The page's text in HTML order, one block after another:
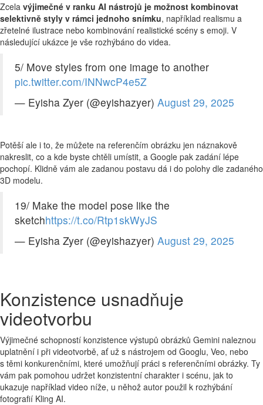
Zcela výjimečné v ranku AI nástrojů je možnost kombinovat
selektivně styly v rámci jednoho snímku, například realismu a
zřetelné ilustrace nebo kombinování realistické scény s emoji. V
následující ukázce je vše rozhýbáno do videa.
5/ Move styles from one image to another
pic.twitter.com/INNwcP4e5Z
— Eyisha Zyer (@eyishazyer) August 29, 2025
Potěší ale i to, že můžete na referenčím obrázku jen náznakově
nakreslit, co a kde byste chtěli umístit, a Google pak zadání lépe
pochopí. Klidně vám ale zadanou postavu dá i do polohy dle zadaného
3D modelu.
19/ Make the model pose like the
sketchhttps://t.co/Rtp1skWyJS
— Eyisha Zyer (@eyishazyer) August 29, 2025
Konzistence usnadňuje
videotvorbu
Výjimečné schopností konzistence výstupů obrázků Gemini naleznou
uplatnění i při videotvorbě, ať už s nástrojem od Googlu, Veo, nebo
s těmi konkurenčními, které umožňují práci s referenčními obrázky. Ty
vám pak pomohou udržet konzistentní charakter i scénu, jak to
ukazuje například video níže, u něhož autor použil k rozhýbání
fotografií Kling AI.